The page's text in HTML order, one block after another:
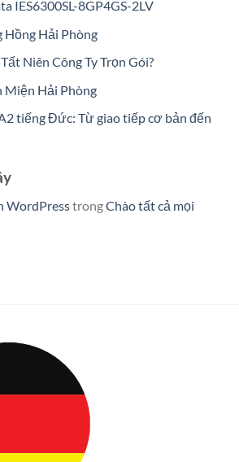
IES6300SL-8GP4GS-2LV
Hải Phòng
Niên Công Ty Trọn Gói?
Miện Hải Phòng
tiếng Đức: Từ giao tiếp cơ bản đến
WordPresstrongChào tất cả mọi